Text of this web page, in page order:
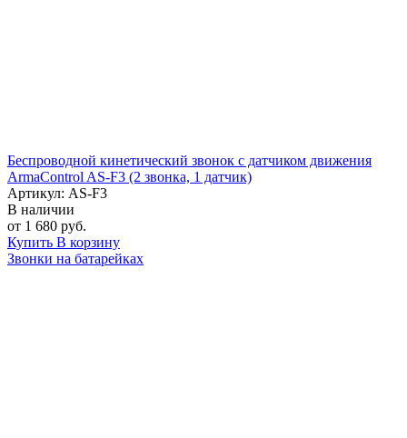
Беспроводной кинетический звонок с датчиком движения
ArmaControl AS-F3 (2 звонка, 1 датчик)
Артикул: AS-F3
В наличии
от 1 680 руб.
Купить В корзину
Звонки на батарейках